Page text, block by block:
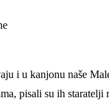
i u kanjonu naše
pisali su ih staratelji